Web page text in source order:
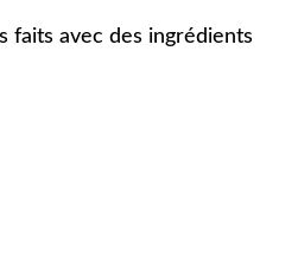
faits avec des ingrédients